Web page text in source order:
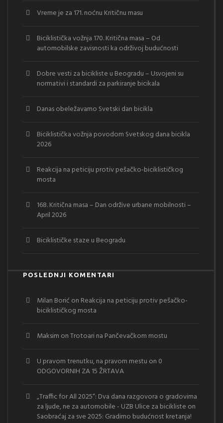
Vreme je za 171. noćnu Kritičnu masu
Biciklistička vožnja 170. Kritična masa – Od
automobilske zavisnosti ka održivoj budućnosti
Dobre vesti za bicikliste u Beogradu – Usvojeni su
normativi i standardi za parkiranje bicikala
Danas obeležavamo Svetski dan bicikla
Biciklistička vožnja povodom Svetskog dana bicikla
2026
Reakcija na peticiju protiv pešačko-biciklističkog
mosta
168. Kritična masa – Dan održive urbane mobilnosti –
April 2026
Biciklističke staze u Beogradu
POSLEDNJI KOMENTARI
Milan Borić on Reakcija na peticiju protiv pešačko-
biciklističkog mosta
Maksim onTrotoari na Pančevačkom mostu
U pravom trenutku, na pravom mestu on 0
ODGOVORNIH ZA 15 ŽRTAVA
„Traffic for All 2025“: Dva dana razgovora o gradovima
za ljude, ne za automobile - UZB Ulice za bicikliste on
Saobraćaj za sve 2025: Gradimo budućnost kretanja!